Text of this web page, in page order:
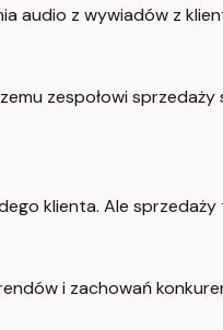
audio z wywiadów z
zespołowi
klienta. Ale
i zachowań